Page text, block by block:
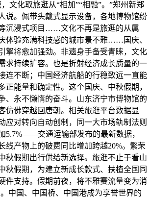
文化取旅逛从“相加”“相融”。”郑州新郑
说。佩带头戴式显示设备，各地博物馆纷
沉浸式项目……文化不再是旅逛的从属
体验充满科技感的城市景不雅……国庆、
擎将愈加强劲。非遗身手备受青睐，文化
求持续扩容。也是折射经济成长质量的一
连不断；中国经济航船的行稳致远一直能
正能量和确定性。这个国庆、中秋假期，
、永不懒惰的奋斗。山东济宁市博物馆的
仿佛穿越回唐朝。相关旅逛平台数据显
应对转向自动创制，同一大市场轨制法则
5.7%——交通运输部发布的最新数据，
线产物上的破费同比增加跨越20%。繁荣
秋假期出行供给新选择。旅逛不止于看山
秋假期，为建立新成长款式、扶植全国同
件支持。假期前夜，将不雅赛流量变为消
中国、中国桥、中国港成为享誉世界的